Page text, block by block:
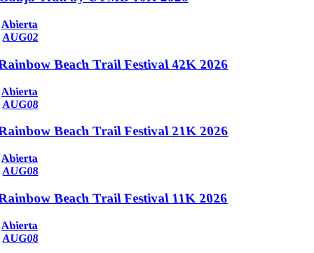
Abierta
AUG02
Beach Trail Festival 42K 2026
Abierta
AUG08
Beach Trail Festival 21K 2026
Abierta
AUG08
Beach Trail Festival 11K 2026
Abierta
AUG08